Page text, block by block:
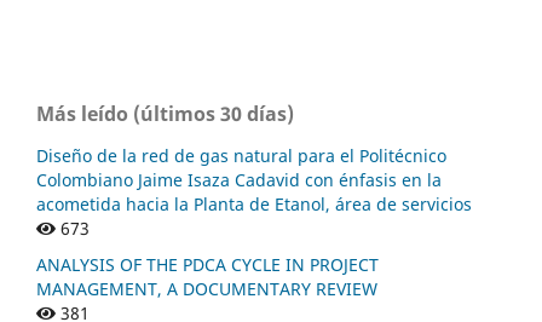
Más leído (últimos 30 días)
Diseño de la red de gas natural para el Politécnico
Colombiano Jaime Isaza Cadavid con énfasis en la
acometida hacia la Planta de Etanol, área de servicios
673
ANALYSIS OF THE PDCA CYCLE IN PROJECT
MANAGEMENT, A DOCUMENTARY REVIEW
381